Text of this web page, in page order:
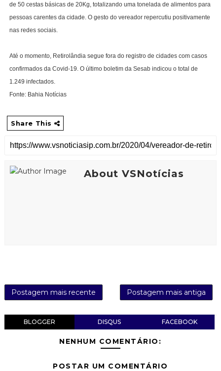
de 50 cestas básicas de 20Kg, totalizando uma tonelada de alimentos para
pessoas carentes da cidade. O gesto do vereador repercutiu positivamente
nas redes sociais.
Até o momento, Retirolândia segue fora do registro de cidades com casos
confirmados da Covid-19. O último boletim da Sesab indicou o total de
1.249 infectados.
Fonte: Bahia Notícias
Share This
About VSNotícias
Postagem mais recente Postagem mais antiga
BLOGGER DISQUS FACEBOOK
NENHUM COMENTÁRIO:
POSTAR UM COMENTÁRIO